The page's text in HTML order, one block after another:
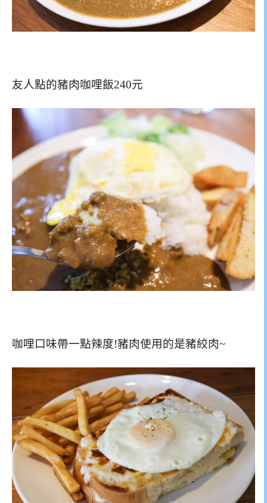
友人點的豬肉咖哩飯240元
咖哩口味帶一點辣度!豬肉使用的是豬絞肉~